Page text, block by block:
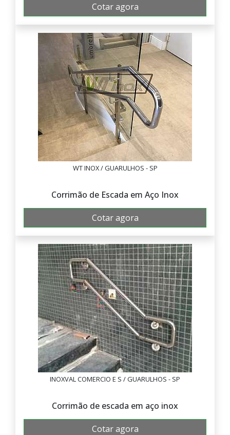
Cotar agora
WT INOX / GUARULHOS - SP
Corrimão de Escada em Aço Inox
Cotar agora
INOXVAL COMERCIO E S / GUARULHOS - SP
Corrimão de escada em aço inox
Cotar agora